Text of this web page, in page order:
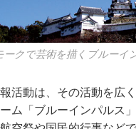
ークで芸術を描くブルー
活動は、その活動を広
ム「ブルーインパルス